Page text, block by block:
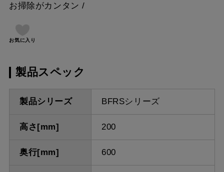
お掃除がカンタン
お気に入り
製品スペック
製品シリーズ BFRSシリーズ
高さ[mm] 200
奥行[mm] 600